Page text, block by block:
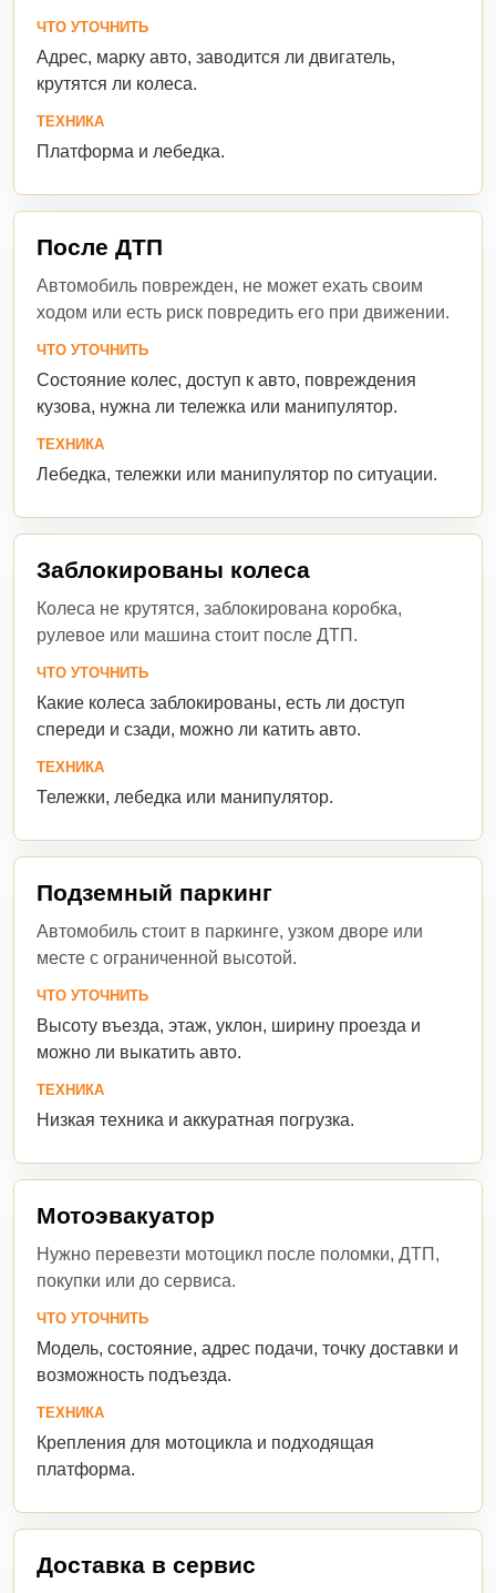
ЧТО УТОЧНИТЬ
Адрес, марку авто, заводится ли двигатель,
крутятся ли колеса.
ТЕХНИКА
Платформа и лебедка.
После ДТП
Автомобиль поврежден, не может ехать своим
ходом или есть риск повредить его при движении.
ЧТО УТОЧНИТЬ
Состояние колес, доступ к авто, повреждения
кузова, нужна ли тележка или манипулятор.
ТЕХНИКА
Лебедка, тележки или манипулятор по ситуации.
Заблокированы колеса
Колеса не крутятся, заблокирована коробка,
рулевое или машина стоит после ДТП.
ЧТО УТОЧНИТЬ
Какие колеса заблокированы, есть ли доступ
спереди и сзади, можно ли катить авто.
ТЕХНИКА
Тележки, лебедка или манипулятор.
Подземный паркинг
Автомобиль стоит в паркинге, узком дворе или
месте с ограниченной высотой.
ЧТО УТОЧНИТЬ
Высоту въезда, этаж, уклон, ширину проезда и
можно ли выкатить авто.
ТЕХНИКА
Низкая техника и аккуратная погрузка.
Мотоэвакуатор
Нужно перевезти мотоцикл после поломки, ДТП,
покупки или до сервиса.
ЧТО УТОЧНИТЬ
Модель, состояние, адрес подачи, точку доставки и
возможность подъезда.
ТЕХНИКА
Крепления для мотоцикла и подходящая
платформа.
Доставка в сервис